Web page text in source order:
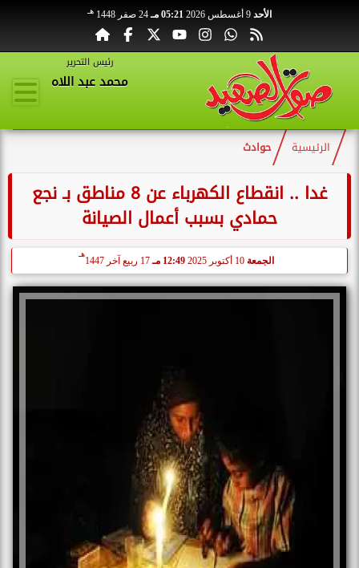
الأحد 05:21 مـ 24 صفر 1448 هـ
رئيس التحرير
محمد عبد اللاه
الرئيسية حوادث
غدا .. انقطاع الكهرباء عن 8 مناطق بـ نجع
حمادي بسبب أعمال الصيانة
الجمعة 12:49 مـ 17 ربيع آخر 1447
هـ